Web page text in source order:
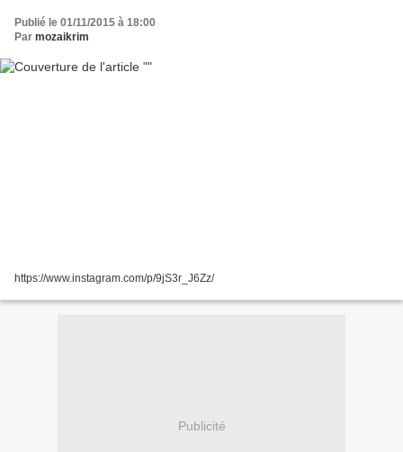
Publié le 01/11/2015 à 18:00
Par mozaikrim
https://www.instagram.com/p/9jS3r_J6Zz/
Publicité